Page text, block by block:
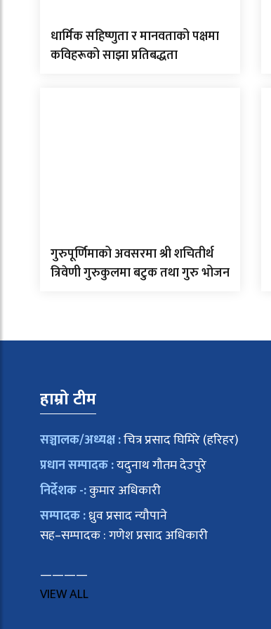
धार्मिक सहिष्णुता र मानवताको पक्षमा
कविहरूको साझा प्रतिबद्धता
गुरुपूर्णिमाको अवसरमा श्री शचितीर्थ
त्रिवेणी गुरुकुलमा बटुक तथा गुरु भोजन
हाम्रो टीम
सञ्चालक/अध्यक्ष :चित्र प्रसाद घिमिरे (हरिहर)
प्रधान सम्पादक :यदुनाथ गौतम देउपुरे
निर्देशक -:कुमार अधिकारी
सम्पादक :ध्रुव प्रसाद न्यौपाने
सह–सम्पादक : गणेश प्रसाद अधिकारी
————
VIEW ALL